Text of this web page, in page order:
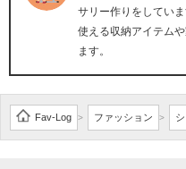
サリー作りをしてい
使える収納アイテム
ます。
Fav-Log > ファッション >